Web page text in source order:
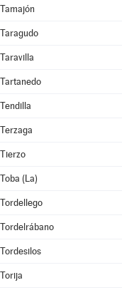
Tamajón
Taragudo
Taravilla
Tartanedo
Tendilla
Terzaga
Tierzo
Toba (La)
Tordellego
Tordelrábano
Tordesilos
Torija